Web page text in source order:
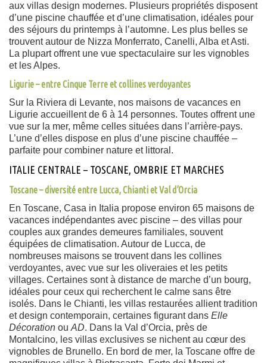
aux villas design modernes. Plusieurs propriétés disposent
d’une piscine chauffée et d’une climatisation, idéales pour
des séjours du printemps à l’automne. Les plus belles se
trouvent autour de Nizza Monferrato, Canelli, Alba et Asti.
La plupart offrent une vue spectaculaire sur les vignobles
et les Alpes.
Ligurie – entre Cinque Terre et collines verdoyantes
Sur la Riviera di Levante, nos maisons de vacances en
Ligurie accueillent de 6 à 14 personnes. Toutes offrent une
vue sur la mer, même celles situées dans l’arrière-pays.
L’une d’elles dispose en plus d’une piscine chauffée –
parfaite pour combiner nature et littoral.
ITALIE CENTRALE – TOSCANE, OMBRIE ET MARCHES
Toscane – diversité entre Lucca, Chianti et Val d’Orcia
En Toscane, Casa in Italia propose environ 65 maisons de
vacances indépendantes avec piscine – des villas pour
couples aux grandes demeures familiales, souvent
équipées de climatisation. Autour de Lucca, de
nombreuses maisons se trouvent dans les collines
verdoyantes, avec vue sur les oliveraies et les petits
villages. Certaines sont à distance de marche d’un bourg,
idéales pour ceux qui recherchent le calme sans être
isolés. Dans le Chianti, les villas restaurées allient tradition
et design contemporain, certaines figurant dans Elle
Décoration ou AD. Dans la Val d’Orcia, près de
Montalcino, les villas exclusives se nichent au cœur des
vignobles de Brunello. En bord de mer, la Toscane offre de